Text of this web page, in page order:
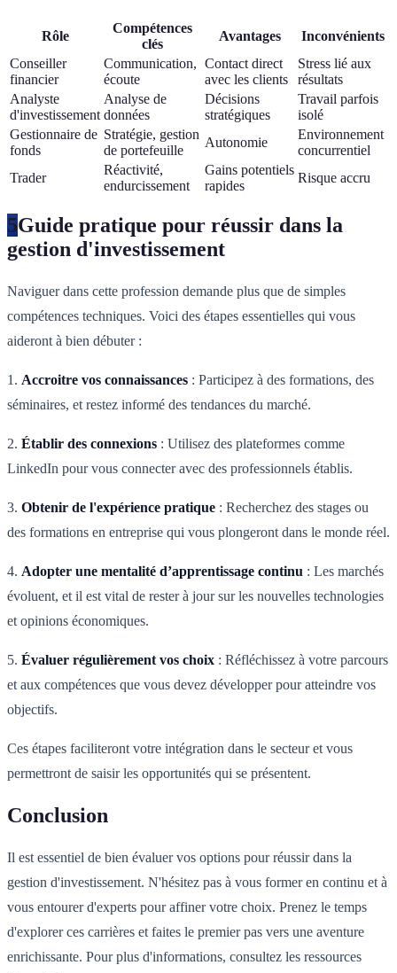
Rôle
Compétences
clés
Avantages
Inconvénients
Conseiller
financier
Communication,
écoute
Contact direct
avec les clients
Stress lié aux
résultats
Analyste
d'investissement
Analyse de
données
Décisions
stratégiques
Travail parfois
isolé
Gestionnaire de
fonds
Stratégie, gestion
de portefeuille
Autonomie
Environnement
concurrentiel
Trader
Réactivité,
endurcissement
Gains potentiels
rapides
Risque accru
5Guide pratique pour réussir dans la
gestion d'investissement
Naviguer dans cette profession demande plus que de simples
compétences techniques. Voici des étapes essentielles qui vous
aideront à bien débuter :
1. Accroitre vos connaissances : Participez à des formations, des
séminaires, et restez informé des tendances du marché.
2. Établir des connexions : Utilisez des plateformes comme
LinkedIn pour vous connecter avec des professionnels établis.
3. Obtenir de l'expérience pratique : Recherchez des stages ou
des formations en entreprise qui vous plongeront dans le monde réel.
4. Adopter une mentalité d’apprentissage continu : Les marchés
évoluent, et il est vital de rester à jour sur les nouvelles technologies
et opinions économiques.
5. Évaluer régulièrement vos choix : Réfléchissez à votre parcours
et aux compétences que vous devez développer pour atteindre vos
objectifs.
Ces étapes faciliteront votre intégration dans le secteur et vous
permettront de saisir les opportunités qui se présentent.
Conclusion
Il est essentiel de bien évaluer vos options pour réussir dans la
gestion d'investissement. N'hésitez pas à vous former en continu et à
vous entourer d'experts pour affiner votre choix. Prenez le temps
d'explorer ces carrières et faites le premier pas vers une aventure
enrichissante. Pour plus d'informations, consultez les ressources